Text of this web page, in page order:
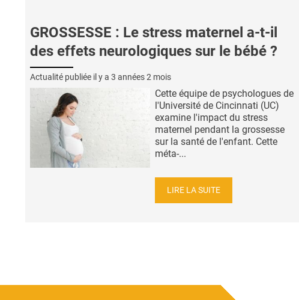
GROSSESSE : Le stress maternel a-t-il
des effets neurologiques sur le bébé ?
Actualité publiée il y a 3 années 2 mois
Cette équipe de psychologues de
l'Université de Cincinnati (UC)
examine l'impact du stress
maternel pendant la grossesse
sur la santé de l'enfant. Cette
méta-...
LIRE LA SUITE